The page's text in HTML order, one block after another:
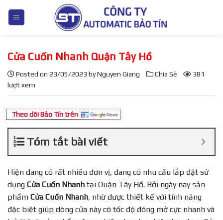
Cửa Cuốn Nhanh Quận Tây Hồ
Posted on 23/05/2023 byNguyen Giang Chia Sẻ
381
lượt xem
Theo dõi Bảo Tín trên
Tóm tắt bài viết
Hiện đang có rất nhiều đơn vị, đang có nhu cầu lắp đặt sử
dụng Cửa Cuốn Nhanh tại Quận Tây Hồ. Bởi ngày nay sản
phẩm Cửa Cuốn Nhanh, nhờ được thiết kế với tính năng
đặc biệt giúp dòng cửa này có tốc độ đóng mở cực nhanh và